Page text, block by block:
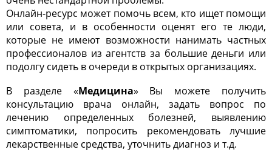
Онлайн-ресурс может помочь всем, кто ищет помощи
или совета, и в особенности оценят его те люди,
которые не имеют возможности нанимать частных
профессионалов из агентств за большие деньги или
подолгу сидеть в очереди в открытых организациях.
В разделе «Медицина» Вы можете получить
консультацию врача онлайн, задать вопрос по
лечению определенных болезней, выявлению
симптоматики, попросить рекомендовать лучшие
лекарственные средства, уточнить диагноз и т.д.